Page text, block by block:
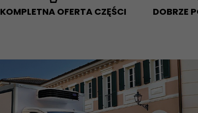
KOMPLETNA OFERTA CZĘŚCI DOBRZE